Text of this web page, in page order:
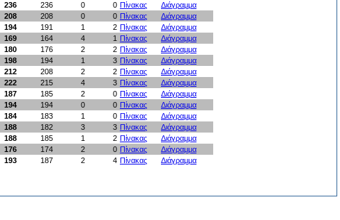
236 236 0 0 Πίνακας
Διάγραμμα
208 208 0 0 Πίνακας
Διάγραμμα
194 191 1 2 Πίνακας
Διάγραμμα
169 164 4 1 Πίνακας
Διάγραμμα
180 176 2 2 Πίνακας
Διάγραμμα
198 194 1 3 Πίνακας
Διάγραμμα
212 208 2 2 Πίνακας
Διάγραμμα
222 215 4 3 Πίνακας
Διάγραμμα
187 185 2 0 Πίνακας
Διάγραμμα
194 194 0 0 Πίνακας
Διάγραμμα
184 183 1 0 Πίνακας
Διάγραμμα
188 182 3 3 Πίνακας
Διάγραμμα
188 185 1 2 Πίνακας
Διάγραμμα
176 174 2 0 Πίνακας
Διάγραμμα
193 187 2 4 Πίνακας Διάγραμμα